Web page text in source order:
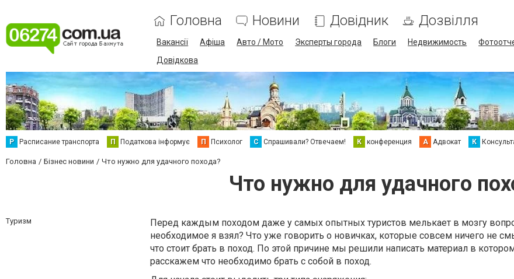
Головна Новини Довідник Дозвілля
Вакансії Афіша Авто / Мото Эксперты города Блоги Недвижимость
Довідкова
Р Расписание транспорта П Податкова інформує П Психолог С Спрашивали? Отвечаем! К конференция А Адвокат К
Головна Бізнес новини Что нужно для удачного похода?
Что нужно для удачного
Туризм
Перед каждым походом даже у самых опытных туристов мелькает в мозгу
необходимое я взял? Что уже говорить о новичках, которые совсем ничего не
что стоит брать в поход. По этой причине мы решили написать материал в
расскажем что необходимо брать с собой в поход.